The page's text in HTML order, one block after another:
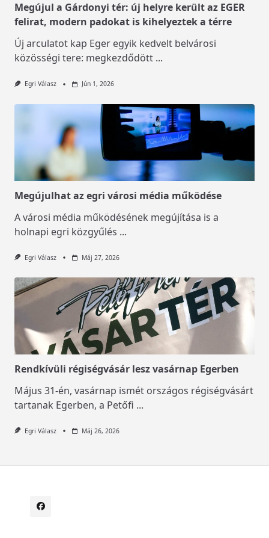
Megújul a Gárdonyi tér: új helyre került az EGER
felirat, modern padokat is kihelyeztek a térre
Új arculatot kap Eger egyik kedvelt belvárosi
közösségi tere: megkezdődött ...
Egri Válasz Jún 1, 2026
Megújulhat az egri városi média működése
A városi média működésének megújítása is a
holnapi egri közgyűlés ...
Egri Válasz Máj 27, 2026
Rendkívüli régiségvásár lesz vasárnap Egerben
Május 31-én, vasárnap ismét országos régiségvásárt
tartanak Egerben, a Petőfi ...
Egri Válasz Máj 26, 2026